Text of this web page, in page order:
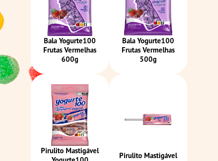
Bala Yogurte100
Frutas Vermelhas
600g
Bala Yogurte100
Frutas Vermelhas
500g
Pirulito Mastigável
Pirulito Mastigável